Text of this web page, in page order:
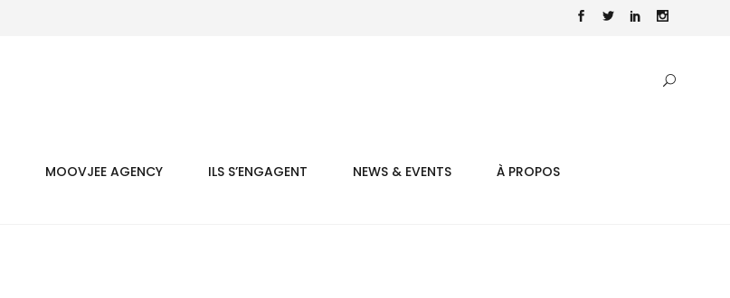
MOOVJEE AGENCY ILS S’ENGAGENT NEWS & EVENTS À PROPOS